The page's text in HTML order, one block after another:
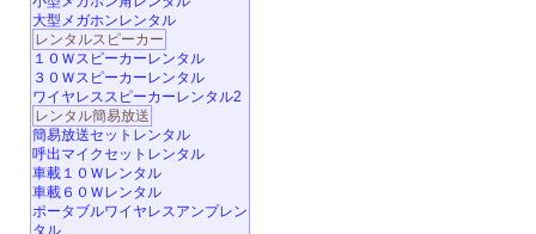
大型メガホンレンタル
レンタルスピーカー
１０Ｗスピーカーレンタル
３０Ｗスピーカーレンタル
ワイヤレススピーカーレンタル2
レンタル簡易放送
簡易放送セットレンタル
呼出マイクセットレンタル
車載１０Ｗレンタル
車載６０Ｗレンタル
ポータブルワイヤレスアンプレン